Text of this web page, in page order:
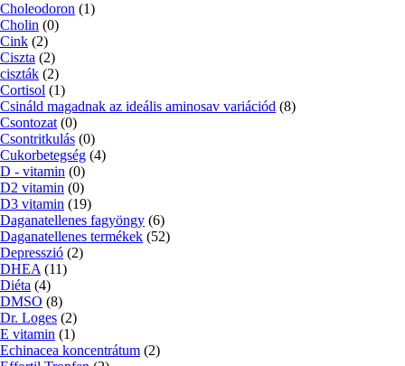
Choleodoron (1)
Cholin (0)
Cink (2)
Ciszta (2)
ciszták (2)
Cortisol (1)
Csináld magadnak az ideális aminosav variációd (8)
Csontozat (0)
Csontritkulás (0)
Cukorbetegség (4)
D - vitamin (0)
D2 vitamin (0)
D3 vitamin (19)
Daganatellenes fagyöngy (6)
Daganatellenes termékek (52)
Depresszió (2)
DHEA (11)
Diéta (4)
DMSO (8)
Dr. Loges (2)
E vitamin (1)
Echinacea koncentrátum (2)